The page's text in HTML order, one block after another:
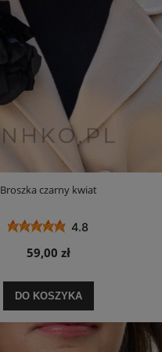
Broszka czarny kwiat
4.8
59,00 zł
DO KOSZYKA